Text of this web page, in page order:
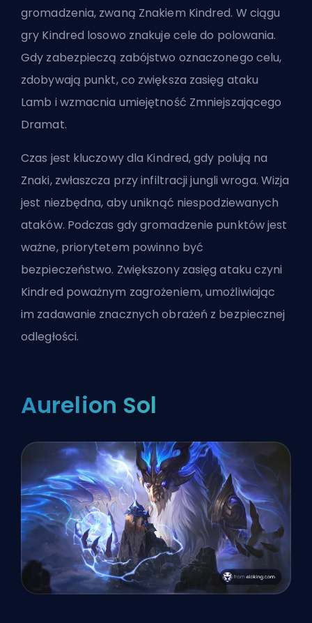
gromadzenia, zwaną Znakiem Kindred. W ciągu
gry Kindred losowo znakuje cele do polowania.
Gdy zabezpieczą zabójstwo oznaczonego celu,
zdobywają punkt, co zwiększa zasięg ataku
Lamb i wzmacnia umiejętność Zmniejszającego
Dramat.
Czas jest kluczowy dla Kindred, gdy polują na
Znaki, zwłaszcza przy infiltracji jungli wroga. Wizja
jest niezbędna, aby uniknąć niespodziewanych
ataków. Podczas gdy gromadzenie punktów jest
ważne, priorytetem powinno być
bezpieczeństwo. Zwiększony zasięg ataku czyni
Kindred poważnym zagrożeniem, umożliwiając
im zadawanie znacznych obrażeń z bezpiecznej
odległości.
Aurelion Sol